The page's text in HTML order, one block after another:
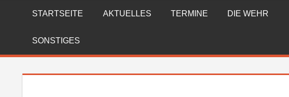
FREIWILLIGE
FEUERWEHR
REICHENBERG
STARTSEITE AKTUELLES TERMINE DIE WEHR
SONSTIGES